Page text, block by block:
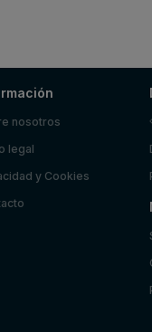
nosotros
legal
y Cookies